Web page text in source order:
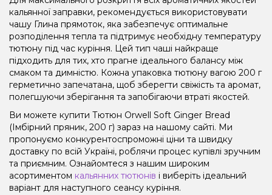
кальянної заправки, рекомендується використовувати
чашу Глина прямоток, яка забезпечує оптимальне
розподілення тепла та підтримує необхідну температуру
тютюну під час куріння. Цей тип чаші найкраще
підходить для тих, хто прагне ідеального балансу між
смаком та димністю. Кожна упаковка тютюну вагою 200 г
герметично запечатана, щоб зберегти свіжість та аромат,
полегшуючи зберігання та запобігаючи втраті якостей.
Ви можете купити Тютюн Orwell Soft Ginger Bread
(Імбірний пряник, 200 г) зараз на нашому сайті. Ми
пропонуємо конкурентоспроможні ціни та швидку
доставку по всій Україні, роблячи процес купівлі зручним
та приємним. Ознайомтеся з нашим широким
асортиментом кальянних тютюнів і виберіть ідеальний
варіант для наступного сеансу куріння.